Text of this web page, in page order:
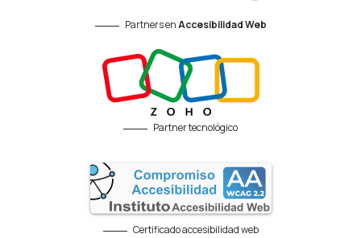
Partners enAccesibilidad Web
Partner tecnológico
Certificado accesibilidad web